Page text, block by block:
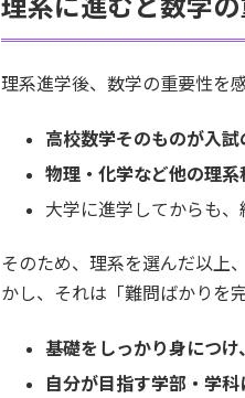
理系進学後、数学の重要性を
高校数学そのものが入試
物理・化学など他の理
大学に進学してからも
そのため、理系を選んだ以上、
かし、それは「難問ばかりを
基礎をしっかり身につ
自分が目指す学部・学